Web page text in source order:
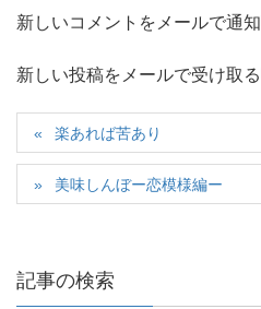
新しいコメントをメールで通知
新しい投稿をメールで受け取る
楽あれば苦あり
美味しんぼー恋模様編ー
記事の検索